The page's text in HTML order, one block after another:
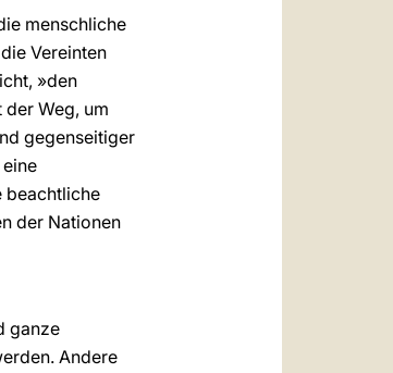
menschliche
Vereinten
»den
Weg, um
gegenseitiger
eine
beachtliche
der Nationen
ganze
Andere